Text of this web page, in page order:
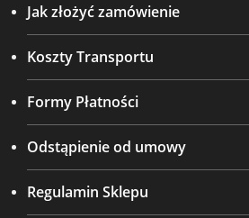
Jak złożyć zamówienie
Koszty Transportu
Formy Płatności
Odstąpienie od umowy
Regulamin Sklepu